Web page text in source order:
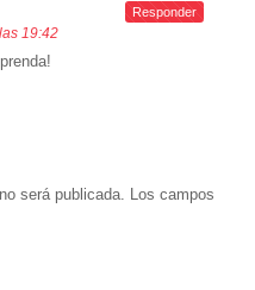
19:42
Responder
será publicada. Los campos